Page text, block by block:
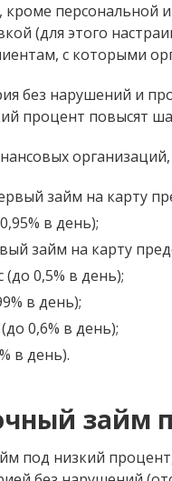
персональной
(для этого
с которыми
без нарушений и
процент повысят
займ на карту
в день);
займ на карту
0,5% в день);
в день);
0,6% в день);
в день).
займ
под низкий